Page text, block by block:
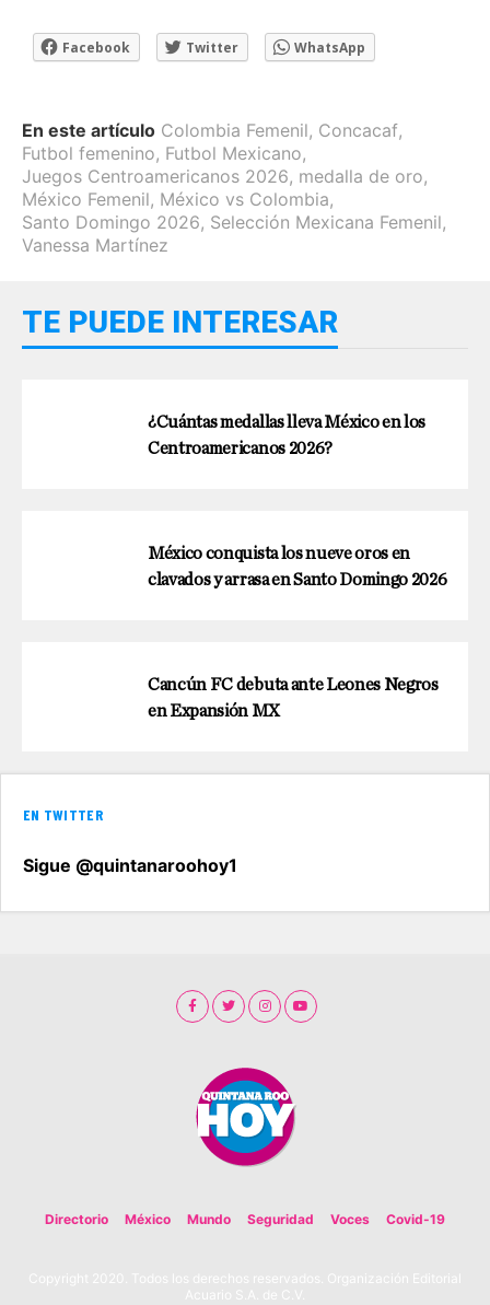
Facebook Twitter WhatsApp
En este artículo Colombia Femenil, Concacaf,
Futbol femenino, Futbol Mexicano,
Juegos Centroamericanos 2026, medalla de oro,
México Femenil, México vs Colombia,
Santo Domingo 2026, Selección Mexicana Femenil,
Vanessa Martínez
TE PUEDE INTERESAR
¿Cuántas medallas lleva México en los
Centroamericanos 2026?
México conquista los nueve oros en
clavados y arrasa en Santo Domingo 2026
Cancún FC debuta ante Leones Negros
en Expansión MX
EN TWITTER
Sigue @quintanaroohoy1
Directorio México Mundo Seguridad Voces Covid-19